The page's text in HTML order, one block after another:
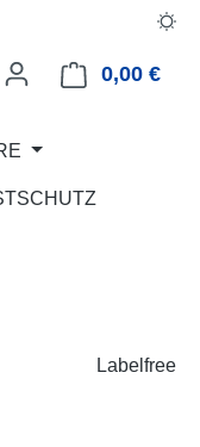
0,00 €
Labelfree